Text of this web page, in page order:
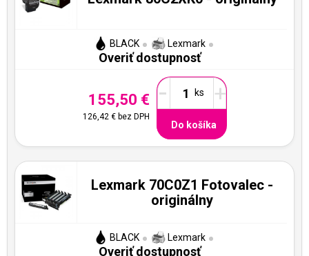
BLACK Lexmark
Overiť dostupnosť
155,50 €
126,42 €bez DPH
- +
Do košíka
Lexmark 70C0Z1 Fotovalec -
originálny
BLACK Lexmark
Overiť dostupnosť